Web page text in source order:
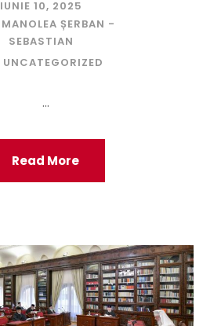
IUNIE 10, 2025
MANOLEA ȘERBAN -
SEBASTIAN
UNCATEGORIZED
...
Read More